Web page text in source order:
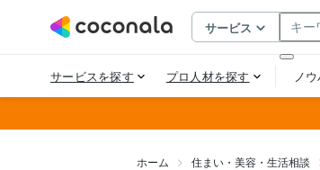
ホーム 住まい・美容・生活相談